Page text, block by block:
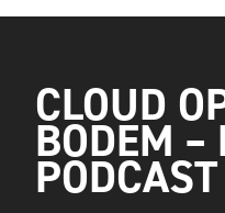
CLOUD
BODEM –
PODCAST